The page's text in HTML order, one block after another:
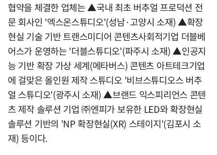
협약을 체결한 업체는 ▲국내 최초 버추얼 프로덕션 전
문 회사인 '엑스온스튜디오'(성남·고양시 소재) ▲확장
현실 기술 기반 트랜스미디어 콘텐츠사회적기업 더블베
어스가 운영하는 '더블스튜디오'(파주시 소재) ▲인공지
능 기반 확장 가상 세계(메타버스) 콘텐츠 아트테크기업
에 걸맞은 올인원 제작 스튜디오 '비브스튜디오스 버추
얼 스튜디오'(광주시 소재) ▲브랜드 익스피리언스 콘텐
츠 제작 솔루션 기업 ㈜엔피가 보유한 LED와 확장현실
솔루션 기반의 'NP 확장현실(XR) 스테이지'(김포시 소
재) 등이다.